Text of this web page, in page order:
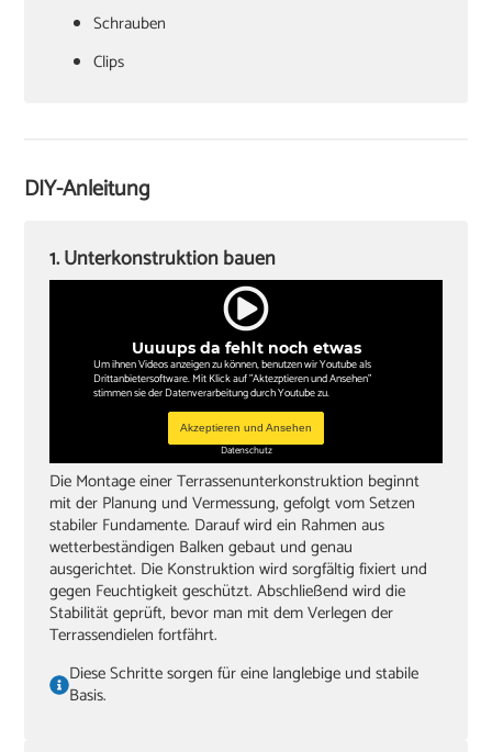
Schrauben
Clips
Stichsäge
‏Akkuschrauber
‏Bleistift
‏Gummihammer
‏Handsäge
‏Schleifklotz und Schmirgelpapier
‏lange, gerade Dachlatte als Hilfe zum Ausrichten
‏Zwingen
DIY-Anleitung
Uuuups da fehlt noch etwas
Um ihnen Videos anzeigen zu können, benutzen wir Youtube als
Drittanbietersoftware. Mit Klick auf "Aktezptieren und Ansehen"
stimmen sie der Datenverarbeitung durch Youtube zu.
Akzeptieren und Ansehen
Datenschutz
1. Unterkonstruktion bauen
Die Montage einer Terrassenunterkonstruktion beginnt
mit der Planung und Vermessung, gefolgt vom Setzen
stabiler Fundamente. Darauf wird ein Rahmen aus
wetterbeständigen Balken gebaut und genau
ausgerichtet. Die Konstruktion wird sorgfältig fixiert und
gegen Feuchtigkeit geschützt. Abschließend wird die
Stabilität geprüft, bevor man mit dem Verlegen der
Terrassendielen fortfährt.
Diese Schritte sorgen für eine langlebige und stabile
Basis.